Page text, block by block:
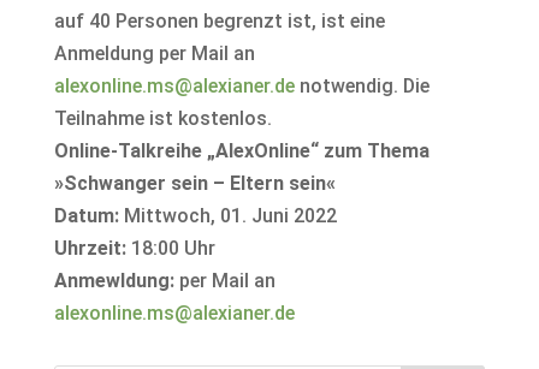
auf 40 Personen begrenzt ist, ist eine
Anmeldung per Mail an
alexonline.ms@alexianer.denotwendig. Die
Teilnahme ist kostenlos.
Online-Talkreihe „AlexOnline“ zum Thema
»Schwanger sein – Eltern sein«
Datum:Mittwoch, 01. Juni 2022
Uhrzeit:18:00 Uhr
Anmewldung:per Mail an
alexonline.ms@alexianer.de